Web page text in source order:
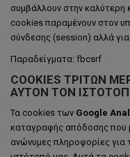
συμβάλλουν στην καλύτερη
cookies παραμένουν στον
σύνδεσης (session) αλλά
Παραδείγματα: fbcsrf
COOKIES ΤΡΊΤΩΝ
ΑΥΤΌΝ ΤΟΝ
Τα cookies των Google
καταγραφής απόδοσης που
ανώνυμες πληροφορίες για